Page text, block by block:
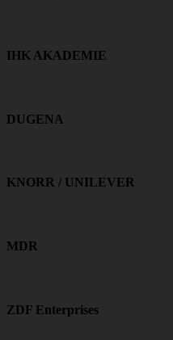
IHK AKADEMIE
DUGENA
KNORR / UNILEVER
MDR
ZDF Enterprises